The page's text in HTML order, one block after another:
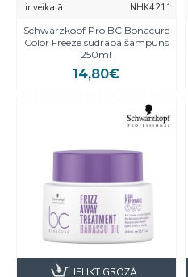
ir veikalā
NHK4211
Schwarzkopf Pro BC Bonacure
Color Freeze sudraba šampūns
250ml
14,80€
IELIKT GROZĀ